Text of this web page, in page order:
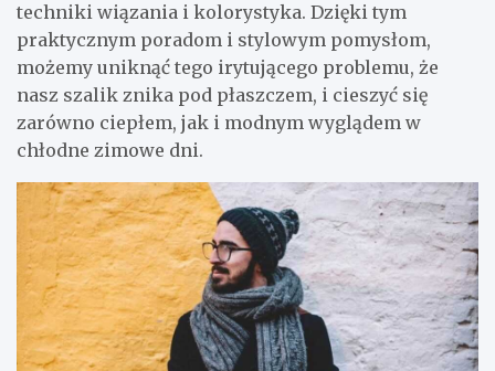
techniki wiązania i kolorystyka. Dzięki tym
praktycznym poradom i stylowym pomysłom,
możemy uniknąć tego irytującego problemu, że
nasz szalik znika pod płaszczem, i cieszyć się
zarówno ciepłem, jak i modnym wyglądem w
chłodne zimowe dni.